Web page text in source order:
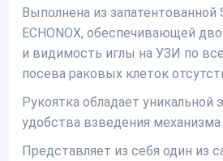
Выполнена из запатентованной
ECHONOX, обеспечивающей
и видимость иглы на УЗИ по
посева раковых клеток
Рукоятка обладает уникальной
удобства взведения механизма
Представляет из себя один из